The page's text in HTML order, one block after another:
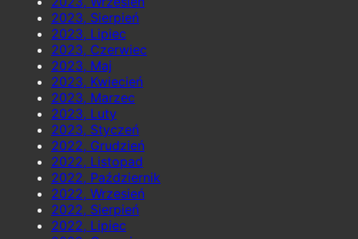
2023, Sierpień
2023, Lipiec
2023, Czerwiec
2023, Maj
2023, Kwiecień
2023, Marzec
2023, Luty
2023, Styczeń
2022, Grudzień
2022, Listopad
2022, Październik
2022, Wrzesień
2022, Sierpień
2022, Lipiec